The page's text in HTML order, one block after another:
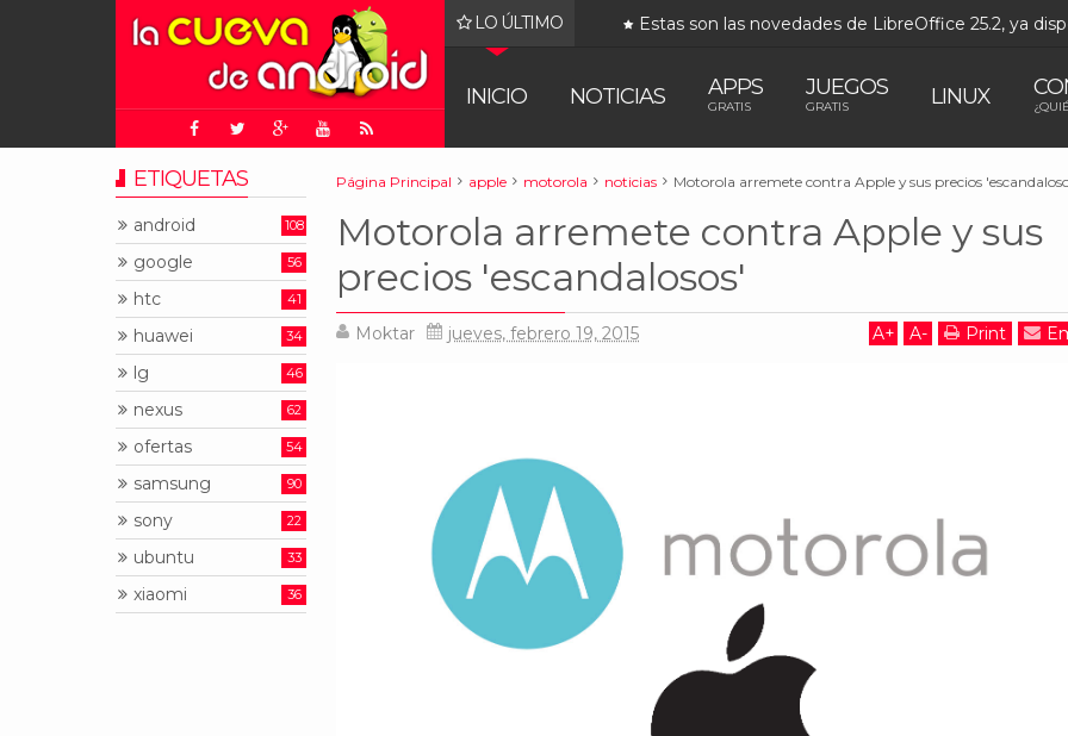
LO ÚLTIMO
juez ordena que Chrome sea puesto a la venta Estas son las novedades de LibreOffice 25.2, ya
INICIO NOTICIAS APPS
GRATIS
JUEGOS
GRATIS LINUX
Página Principal apple motorola noticias Motorola arremete contra Apple y sus precios
Motorola arremete contra Apple y sus
precios 'escandalosos'
Moktar jueves, febrero 19, 2015 A+ A- Print
ETIQUETAS
android 108
google 56
htc 41
huawei 34
lg 46
nexus 62
ofertas 54
samsung 90
sony 22
ubuntu 33
xiaomi 36